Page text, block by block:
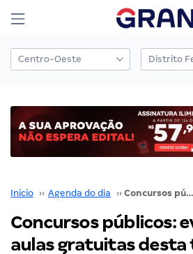
Início ›› Agenda do dia ›› Concursos públicos: eventos e aulas gratuitas desta terça-feira!
Concursos públicos:
aulas gratuitas